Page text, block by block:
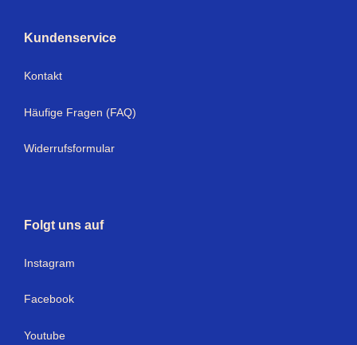
Kundenservice
Kontakt
Häufige Fragen (FAQ)
Widerrufsformular
Folgt uns auf
Instagram
Facebook
Youtube